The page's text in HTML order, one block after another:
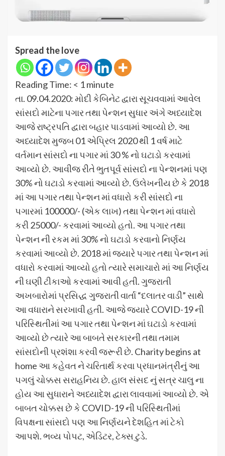
Spread the love
Reading Time: < 1minute
તા. 09.04.2020: મોદી કેબિનેટ દ્વારા સૂચવવામાં આવેલ
સાંસદો માટેના પગાર તથા પેન્શન સુધાર અંગે અધ્યાદેશ
આજે રાષ્ટ્રપતિ દ્વારા બહાર પાડવામાં આવ્યો છે. આ
અધ્યાદેશ મુજબ 01 એપ્રિલ 2020 થી 1 વર્ષ માટે
વર્તમાન સાંસદો ના પગાર માં 30 % નો ઘટાડો કરવામાં
આવ્યો છે. આવીજ રીતે ભુતપૂર્વ સાંસદો ના પેન્શનમાં પણ
30% નો ઘટાડો કરવામાં આવ્યો છે. ઉલેખનીય છે કે 2018
માં આ પગાર તથા પેન્શન માં વધારો કરી સાંસદો ના
પગારમાં 100000/- (એક લાખ) તથા પેન્શન માં વધારો
કરી 25000/- કરવામાં આવ્યો હતો. આ પગાર તથા
પેન્શન ની રકમ માં 30% નો ઘટાડો કરવાનો નિર્ણય
કરવામાં આવ્યો છે. 2018 માં જ્યારે પગાર તથા પેન્શન માં
વધારો કરવામાં આવ્યો હતો ત્યારે સમાચારો માં આ નિર્ણય
ની ઘણી ટીકાઓ કરવામાં આવી હતી. ગુજરાતી
અખબારોમાં પ્રસિદ્ધ ગુજરાતી વાર્તા “દલાતર વાડી” સાથે
આ વધારાને સરખાવી હતી. આજે જ્યારે COVID-19 ની
પરિસ્થિતીમાં આ પગાર તથા પેન્શન માં ઘટાડો કરવામાં
આવ્યો છે ત્યારે આ બાબતે સરકારની તથા તમામ
સાંસદોની પ્રશંશા કરવી જરૂરી છે. Charity begins at
home આ કહેવત ને ચરિતાર્થ કરવા પ્રધાનમંત્રીનું આ
પગલું ચોક્કસ સરાહનિય છે. હાલ સંસદ નું સત્ર ચાલુ ના
હોય આ સુધારાને અધ્યાદેશ દ્વારા લાવવામાં આવ્યો છે. એ
બાબત ચોક્કસ છે કે COVID-19 ની પરિસ્થિતીમાં
વિપક્ષના સાંસદો પણ આ નિર્ણયને દેશહિત માં ટેકો
આપશે. ભવ્ય પોપટ, એડિટર, ટેક્સ ટુડે.